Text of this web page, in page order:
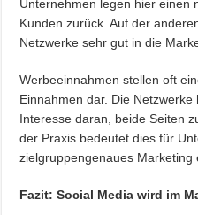
Unternehmen legen hier einen
Kunden zurück. Auf der
Netzwerke sehr gut in die
Werbeeinnahmen stellen oft
Einnahmen dar. Die
Interesse daran, beide Seiten
der Praxis bedeutet dies für
zielgruppengenaues Marketing
Fazit: Social Media wird im